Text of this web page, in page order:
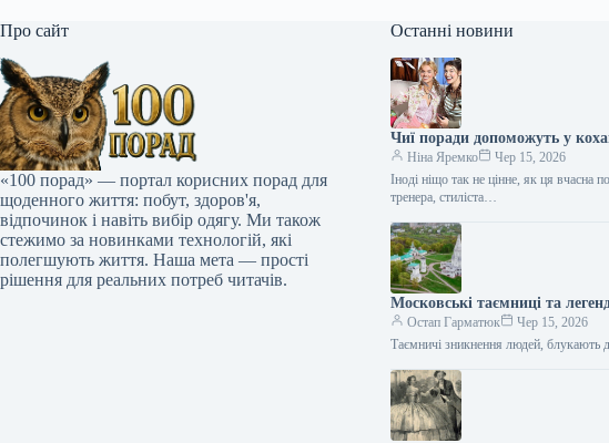
Про сайт
«100 порад» — портал корисних порад для
щоденного життя: побут, здоров'я,
відпочинок і навіть вибір одягу. Ми також
стежимо за новинками технологій, які
полегшують життя. Наша мета — прості
рішення для реальних потреб читачів.
Останні новини
Чиї поради допоможуть у
Ніна Яремко
Чер 15, 2026
Іноді ніщо так не цінне, як ця вчасна
тренера, стиліста…
Московські таємниці та
Остап Гарматюк
Чер 15, 2026
Таємничі зникнення людей, блукають